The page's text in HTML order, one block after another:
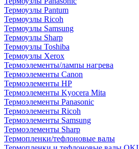
Термоузлы Pantum
Термоузлы Ricoh
Термоузлы Samsung
Термоузлы Sharp
Термоузлы Toshiba
Термоузлы Xerox
Термоэлементы/лампы нагрева
Термоэлементы Canon
Термоэлементы HP
Термоэлементы Kyocera Mita
Термоэлементы Panasonic
Термоэлементы Ricoh
Термоэлементы Samsung
Термоэлементы Sharp
Термопленки/тефлоновые валы